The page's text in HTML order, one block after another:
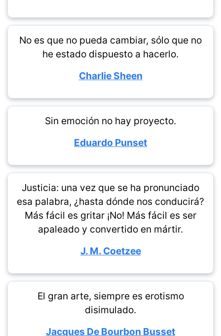
No es que no pueda cambiar, sólo que no
he estado dispuesto a hacerlo.
Charlie Sheen
Sin emoción no hay proyecto.
Eduardo Punset
Justicia: una vez que se ha pronunciado
esa palabra, ¿hasta dónde nos conducirá?
Más fácil es gritar ¡No! Más fácil es ser
apaleado y convertido en mártir.
J. M. Coetzee
El gran arte, siempre es erotismo
disimulado.
Jacques De Bourbon Busset